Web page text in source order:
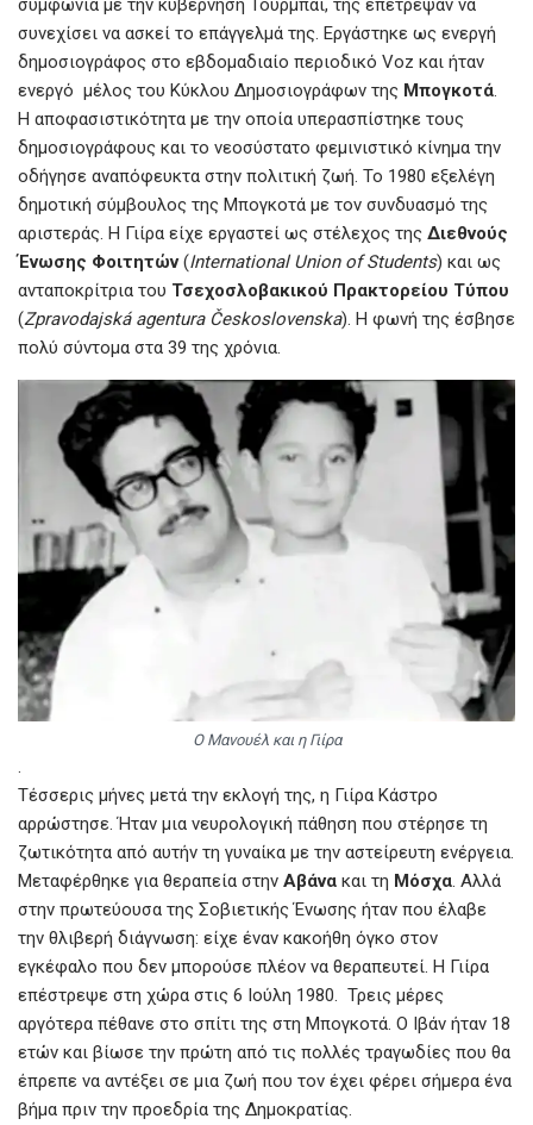
συμφωνία με την κυβέρνηση Τουρμπάι, της επέτρεψαν να
συνεχίσει να ασκεί το επάγγελμά της. Εργάστηκε ως ενεργή
δημοσιογράφος στο εβδομαδιαίο περιοδικό Voz και ήταν
ενεργό μέλος του Κύκλου Δημοσιογράφων της Μπογκοτά.
Η αποφασιστικότητα με την οποία υπερασπίστηκε τους
δημοσιογράφους και το νεοσύστατο φεμινιστικό κίνημα την
οδήγησε αναπόφευκτα στην πολιτική ζωή. Το 1980 εξελέγη
δημοτική σύμβουλος της Μπογκοτά με τον συνδυασμό της
αριστεράς. Η Γιίρα είχε εργαστεί ως στέλεχος της Διεθνούς
Ένωσης Φοιτητών(International Union of Students) και ως
ανταποκρίτρια του Τσεχοσλοβακικού Πρακτορείου Τύπου
(Zpravodajská agentura Československa). Η φωνή της έσβησε
πολύ σύντομα στα 39 της χρόνια.
Ο Μανουέλ και η Γιίρα
.
Τέσσερις μήνες μετά την εκλογή της, η Γιίρα Κάστρο
αρρώστησε. Ήταν μια νευρολογική πάθηση που στέρησε τη
ζωτικότητα από αυτήν τη γυναίκα με την αστείρευτη ενέργεια.
Μεταφέρθηκε για θεραπεία στην Αβάνα και τη Μόσχα. Αλλά
στην πρωτεύουσα της Σοβιετικής Ένωσης ήταν που έλαβε
την θλιβερή διάγνωση: είχε έναν κακοήθη όγκο στον
εγκέφαλο που δεν μπορούσε πλέον να θεραπευτεί. Η Γιίρα
επέστρεψε στη χώρα στις 6 Ιούλη 1980. Τρεις μέρες
αργότερα πέθανε στο σπίτι της στη Μπογκοτά. Ο Ιβάν ήταν 18
ετών και βίωσε την πρώτη από τις πολλές τραγωδίες που θα
έπρεπε να αντέξει σε μια ζωή που τον έχει φέρει σήμερα ένα
βήμα πριν την προεδρία της Δημοκρατίας.